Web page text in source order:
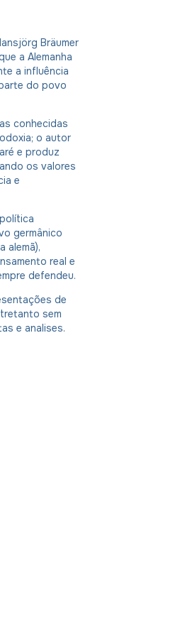
Bräumer
a Alemanha
a influência
do povo
conhecidas
o autor
e produz
os valores
e
germânico
alemã),
real e
defendeu.
de
sem
e analises.